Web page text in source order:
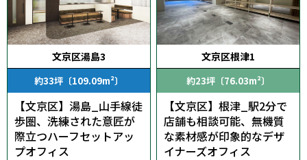
文京区湯島3
約33坪〔109.09m²〕
【文京区】湯島_山手線徒
歩圏、洗練された意匠が
際立つハーフセットアッ
プオフィス
文京区根津1
約23坪〔76.03m²〕
【文京区】根津_駅2分で
店舗も相談可能、無機質
な素材感が印象的なデザ
イナーズオフィス